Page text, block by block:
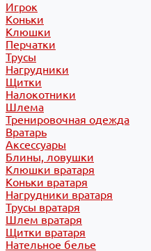
Игрок
Коньки
Клюшки
Перчатки
Трусы
Нагрудники
Щитки
Налокотники
Шлема
Тренировочная одежда
Вратарь
Аксессуары
Блины, ловушки
Клюшки вратаря
Коньки вратаря
Нагрудники вратаря
Трусы вратаря
Шлем вратаря
Щитки вратаря
Нательное белье